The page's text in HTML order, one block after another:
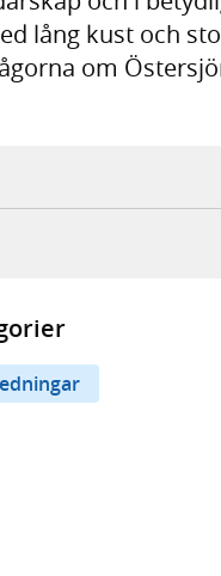
lång kust och
om
extern webbplats,
din e-postklient,